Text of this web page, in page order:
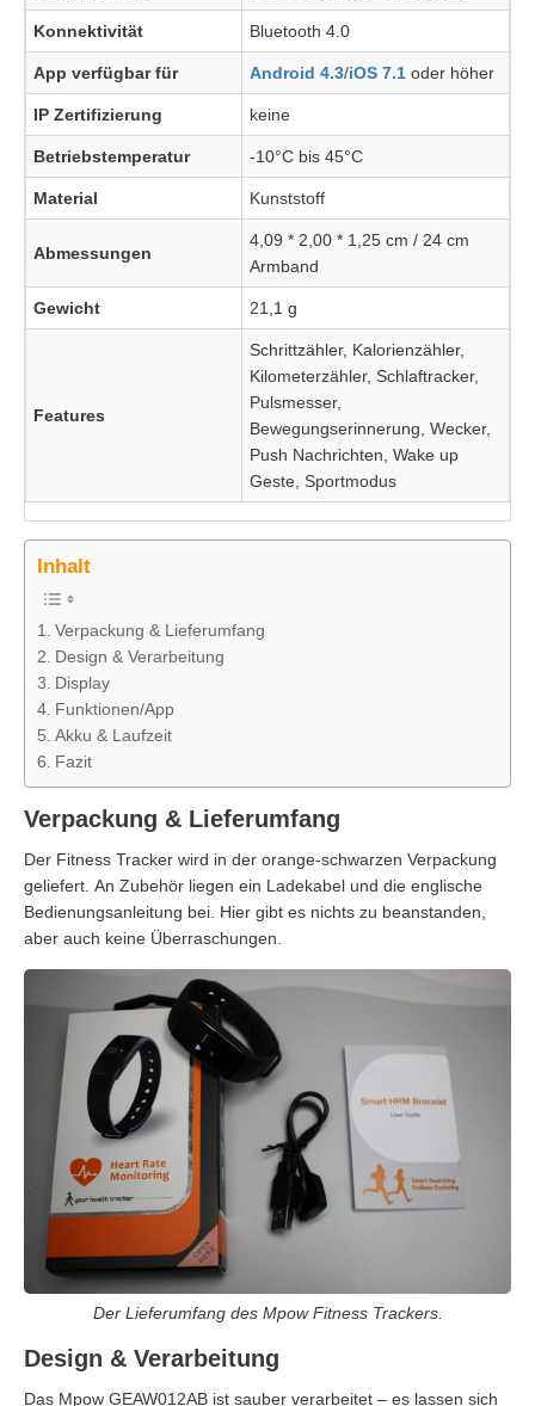
Konnektivität Bluetooth 4.0
App verfügbar für Android 4.3/iOS 7.1 oder höher
IP Zertifizierung keine
Betriebstemperatur -10°C bis 45°C
Material Kunststoff
Abmessungen
4,09 * 2,00 * 1,25 cm / 24 cm
Armband
Gewicht 21,1 g
Features
Schrittzähler, Kalorienzähler,
Kilometerzähler, Schlaftracker,
Pulsmesser,
Bewegungserinnerung, Wecker,
Push Nachrichten, Wake up
Geste, Sportmodus
Inhalt
Verpackung & Lieferumfang
Design & Verarbeitung
Display
Funktionen/App
Akku & Laufzeit
Fazit
Verpackung & Lieferumfang
Der Fitness Tracker wird in der orange-schwarzen Verpackung
geliefert. An Zubehör liegen ein Ladekabel und die englische
Bedienungsanleitung bei. Hier gibt es nichts zu beanstanden,
aber auch keine Überraschungen.
Der Lieferumfang des Mpow Fitness Trackers.
Design & Verarbeitung
Das Mpow GEAW012AB ist sauber verarbeitet – es lassen sich